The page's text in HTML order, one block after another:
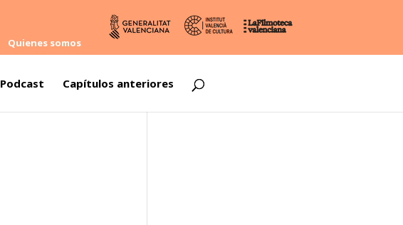
Quienes somos
Podcast Capítulos anteriores